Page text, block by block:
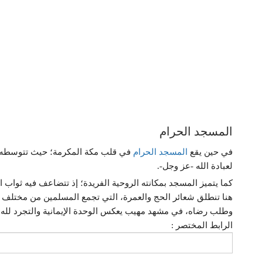
المسجد الحرام
في حين يقع المسجد الحرام في قلب مكة المكرمة؛ حيث تتوسطه
لعبادة الله -عز وجل-.
كما يتميز المسجد بمكانته الروحية الفريدة؛ إذ تتضاعف فيه
هنا تنطلق شعائر الحج والعمرة، التي تجمع المسلمين من
وطلب رضاه، في مشهد مهيب يعكس الوحدة الإيمانية والتجرد
الرابط المختصر :